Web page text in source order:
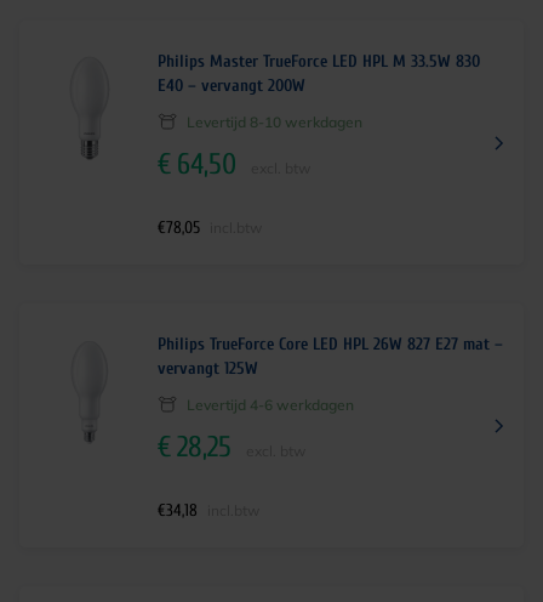
Philips Master TrueForce LED HPL M 33.5W 830
E40 – vervangt 200W
Levertijd 8-10 werkdagen
€ 64,50
€78,05
Philips TrueForce Core LED HPL 26W 827 E27 mat –
vervangt 125W
Levertijd 4-6 werkdagen
€28,25
€34,18